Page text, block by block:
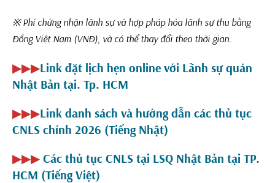
※ Phí chứng nhận lãnh sự và hợp pháp hóa lãnh sự thu bằng
Đồng Việt Nam (VNĐ) và có thể thay đổi theo thời gian.
▶▶▶Link đặt lịch hẹn online với Lãnh sự quán
Nhật Bản tại. Tp. HCM
▶▶▶Link danh sách và hướng dẫn các thủ tục
CNLS chính 2026 (Tiếng Nhật)
▶▶▶ Các thủ tục CNLS tại LSQ Nhật Bản tại TP.
HCM (Tiếng Việt)